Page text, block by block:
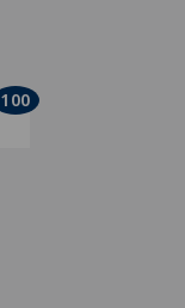
100